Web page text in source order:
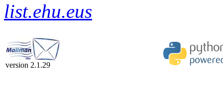
list.ehu.eus
version 2.1.29